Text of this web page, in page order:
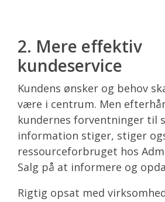
2. Mere effektiv
kundeservice
Kundens ønsker og behov
være i centrum. Men
kundernes forventninger til
information stiger, stiger
ressourceforbruget hos
Salg på at informere og
Rigtig opsat med